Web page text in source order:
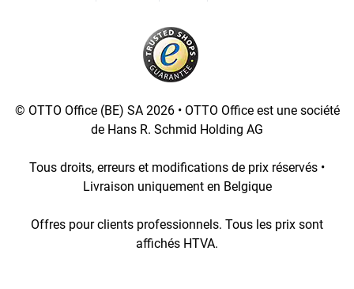
© OTTO Office (BE) SA 2026 • OTTO Office est une société
de Hans R. Schmid Holding AG
Tous droits, erreurs et modifications de prix réservés •
Livraison uniquement en Belgique
Offres pour clients professionnels. Tous les prix sont
affichés HTVA.